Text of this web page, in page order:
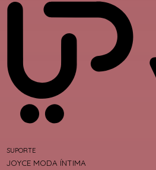
SUPORTE
JOYCE MODA ÍNTIMA